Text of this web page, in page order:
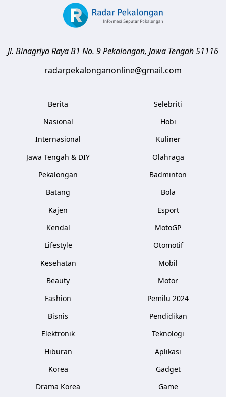
Jl. Binagriya Raya B1 No. 9Pekalongan, Jawa Tengah51116
radarpekalonganonline@gmail.com
Berita
Nasional
Internasional
Jawa Tengah & DIY
Pekalongan
Batang
Kajen
Kendal
Lifestyle
Kesehatan
Beauty
Fashion
Bisnis
Elektronik
Hiburan
Korea
Drama Korea
Selebriti
Hobi
Kuliner
Olahraga
Badminton
Bola
Esport
MotoGP
Otomotif
Mobil
Motor
Pemilu 2024
Pendidikan
Teknologi
Aplikasi
Gadget
Game